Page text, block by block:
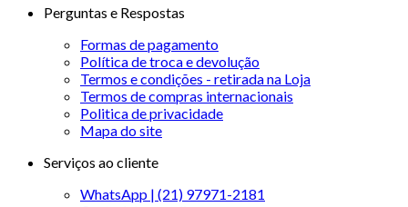
Perguntas e Respostas
Formas de pagamento
Política de troca e devolução
Termos e condições - retirada na Loja
Termos de compras internacionais
Politica de privacidade
Mapa do site
Serviços ao cliente
WhatsApp | (21) 97971-2181